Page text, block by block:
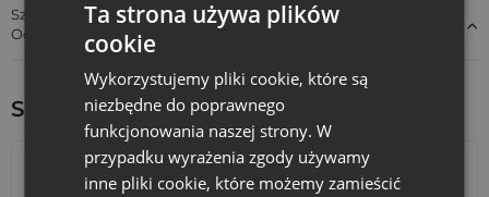
Wydarzenia okolicznościowe
: Woreczki sprawdzą się
jako eleganckie opakowania na prezenty świąteczne,
weselne czy urodzinowe. Możliwość personalizacji
Przechowywanie biżuterii i kosmetyków
: Dzięki
delikatnemu materiałowi, woreczki z organzy są idealne
do przechowywania drobnych przedmiotów, takich jak
biżuteria czy kosmetyki, zapewniając jednocześnie ich
ochronę i elegancką prezentację.
Szczegóły dotyczące zgodności produktu z przepisami:
Odpowiedzialność za produkt
Sprawdź inne ciekawe produkty:
Ta strona używa plików
cookie
Wykorzystujemy pliki cookie, które są
niezbędne do poprawnego
funkcjonowania naszej strony. W
przypadku wyrażenia zgody używamy
inne pliki cookie, które możemy zamieścić